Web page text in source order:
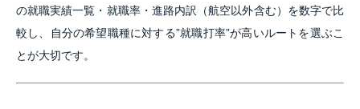
の就職実績一覧・就職率・進路内訳（航空以外含む）を数字で比
較し、自分の希望職種に対する”就職打率”が高いルートを選ぶこ
とが大切です。